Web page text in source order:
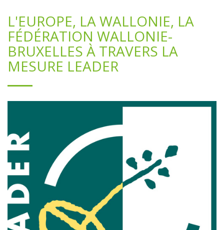
L'EUROPE, LA WALLONIE, LA
FÉDÉRATION WALLONIE-
BRUXELLES À TRAVERS LA
MESURE LEADER